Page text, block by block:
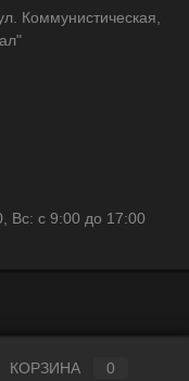
Коммунистическая,
Вс: с 9:00 до 17:00
КОРЗИНА 0